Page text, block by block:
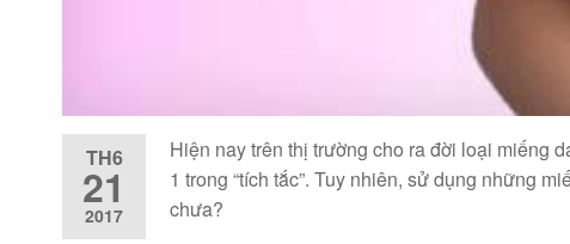
TH6
21
2017
Hiện nay trên thị trường cho ra đời loại miếng
1 trong “tích tắc”. Tuy nhiên, sử dụng những
chưa?